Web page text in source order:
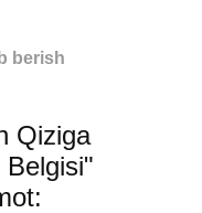
berish
Qiziga
Belgisi"